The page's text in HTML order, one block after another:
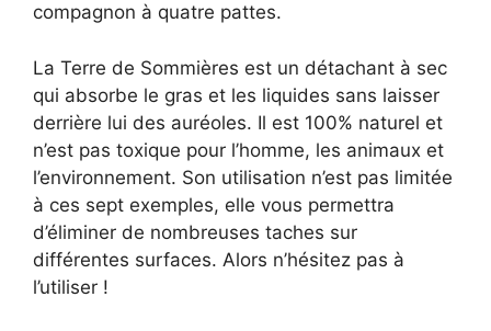
compagnon à quatre pattes.
La Terre de Sommières est un détachant à sec
qui absorbe le gras et les liquides sans laisser
derrière lui des auréoles. Il est 100% naturel et
n’est pas toxique pour l’homme, les animaux et
l’environnement. Son utilisation n’est pas limitée
à ces sept exemples, elle vous permettra
d’éliminer de nombreuses taches sur
différentes surfaces. Alors n’hésitez pas à
l’utiliser !